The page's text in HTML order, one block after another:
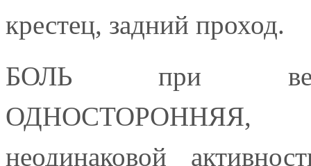
крестец, задний проход.
БОЛЬ при
ОДНОСТОРОННЯЯ,
неодинаковой